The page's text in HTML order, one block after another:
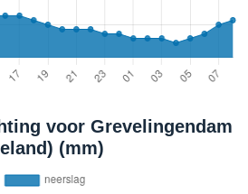
voor Grevelingendam
(mm)